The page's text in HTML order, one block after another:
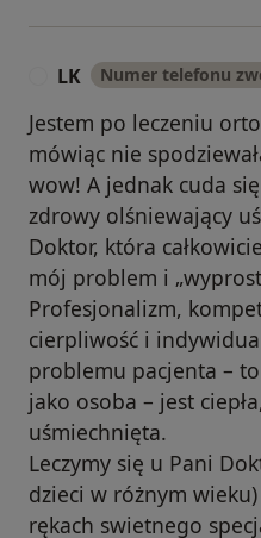
LK Numer telefonu
Jestem po leczeniu
mówiąc nie
wow! A jednak cuda
zdrowy olśniewający
Doktor, która
mój problem i
Profesjonalizm,
cierpliwość i
problemu pacjenta –
jako osoba – jest
uśmiechnięta.
Leczymy się u Pani
dzieci w różnym
rękach swietnego